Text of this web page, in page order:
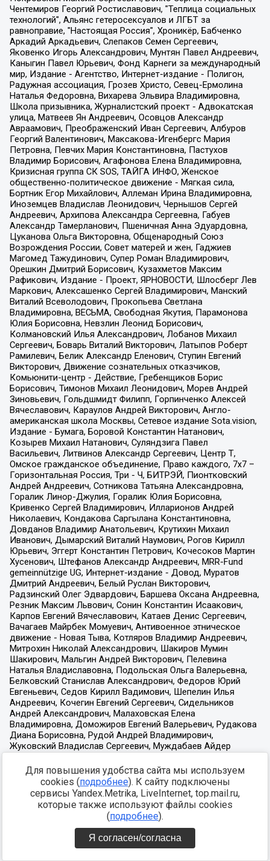
Для повышения удобства сайта мы используем
cookies (подробнее). К сайту подключены
сервисы Yandex.Metrika, LiveInternet, top.mail.ru,
которые также используют файлы cookies
(подробнее).
Я согласен/согласна